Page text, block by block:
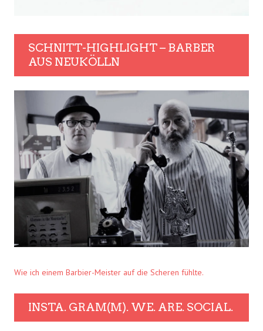
SCHNITT-HIGHLIGHT – BARBER
AUS NEUKÖLLN
Wie ich einem Barbier-Meister auf die Scheren fühlte.
INSTA. GRAM(M). WE. ARE. SOCIAL.